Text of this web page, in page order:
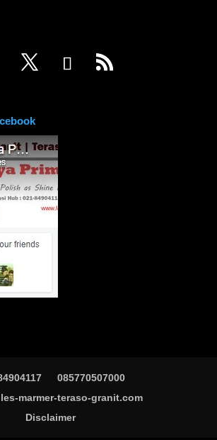
085770507000
marmer-teraso-granit.com
Disclaimer